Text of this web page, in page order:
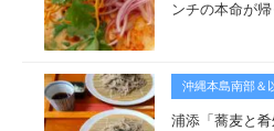
ンチの本命が帰
沖縄本島南部＆
浦添「蕎麦と